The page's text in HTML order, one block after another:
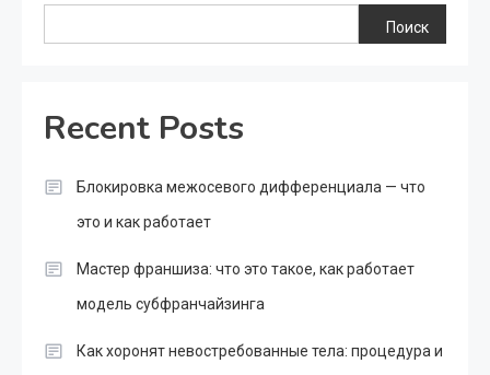
Поиск
Recent Posts
Блокировка межосевого дифференциала — что
это и как работает
Мастер франшиза: что это такое, как работает
модель субфранчайзинга
Как хоронят невостребованные тела: процедура и